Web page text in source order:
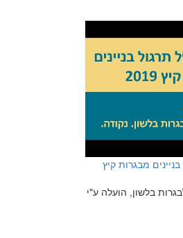
מבגרות קיץ
בלשון, הועלה ע"י